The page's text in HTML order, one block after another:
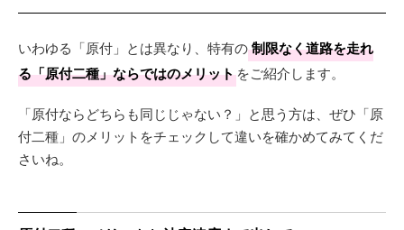
いわゆる「原付」とは異なり、特有の制限なく道路を走れ
る「原付二種」ならではのメリットをご紹介します。
「原付ならどちらも同じじゃない？」と思う方は、ぜひ「原
付二種」のメリットをチェックして違いを確かめてみてくだ
さいね。